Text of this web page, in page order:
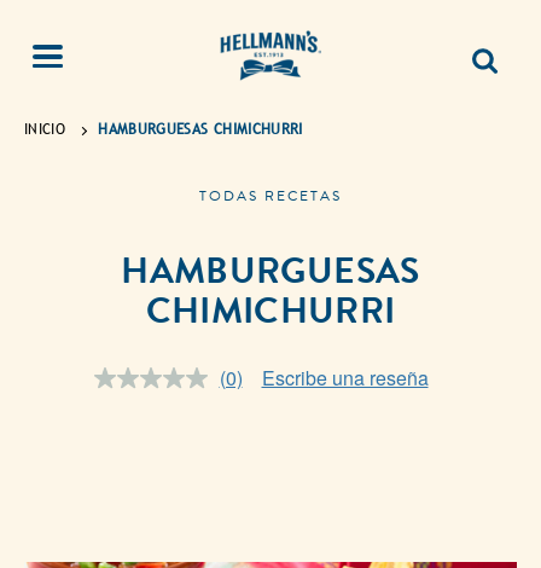
INICIO HAMBURGUESAS CHIMICHURRI
TODAS RECETAS
HAMBURGUESAS
CHIMICHURRI
Sin
(0) Escribe una reseña